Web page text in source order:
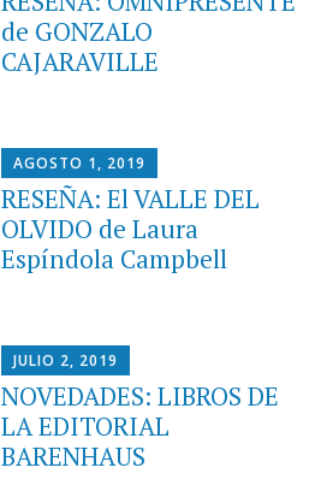
de GONZALO
CAJARAVILLE
AGOSTO 1, 2019
RESEÑA: El VALLE DEL
OLVIDO de Laura
Espíndola Campbell
JULIO 2, 2019
NOVEDADES: LIBROS DE
LA EDITORIAL
BARENHAUS